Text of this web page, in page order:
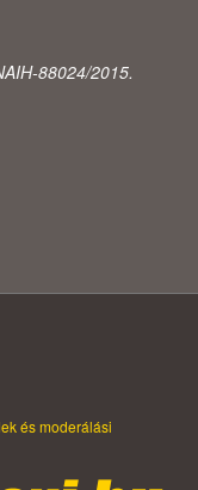
88024/2015.
és moderálási